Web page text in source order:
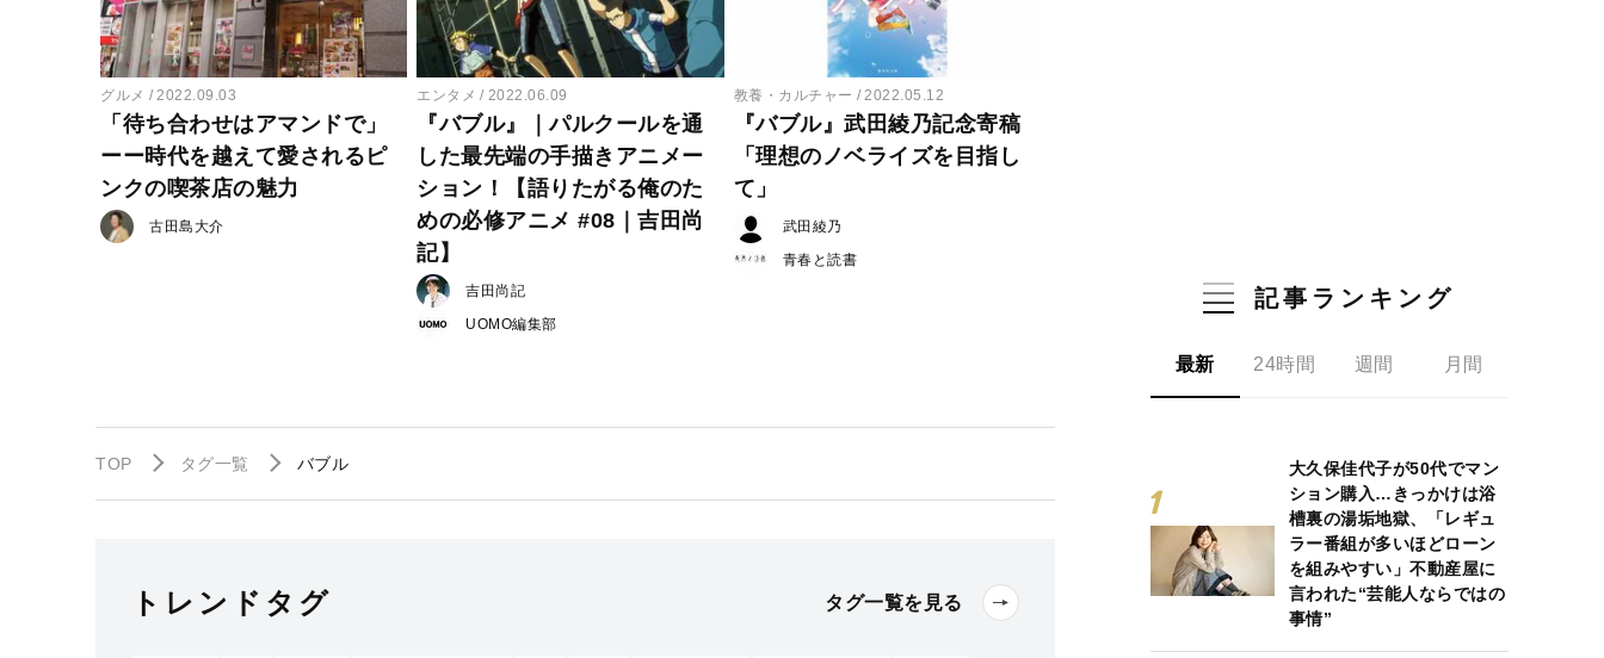
グルメ 2022.09.03
「待ち合わせはアマンドで」
ーー時代を越えて愛されるピ
ンクの喫茶店の魅力
古田島大介
エンタメ 2022.06.09
『バブル』｜パルクールを通
した最先端の手描きアニメー
ション！【語りたがる俺のた
めの必修アニメ #08｜吉田尚
記】
吉田尚記
UOMO編集部
教養・カルチャー 2022.05.12
『バブル』武田綾乃記念寄稿
「理想のノベライズを目指し
て」
武田綾乃
青春と読書
TOP タグ一覧 バブル
トレンドタグ タグ一覧を見る
記事ランキング
最新 24時間 週間 月間
大久保佳代子が50代でマン
ション購入…きっかけは浴
槽裏の湯垢地獄、「レギュ
ラー番組が多いほどローン
を組みやすい」不動産屋に
言われた“芸能人ならではの
事情”